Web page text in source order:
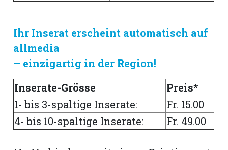
Ihr Inserat erscheint automatisch auf
allmedia
– einzigartig in der Region!
Inserate-Grösse
Preis*
1- bis 3-spaltige Inserate:
Fr. 15.00
4- bis 10-spaltige Inserate:
Fr. 49.00